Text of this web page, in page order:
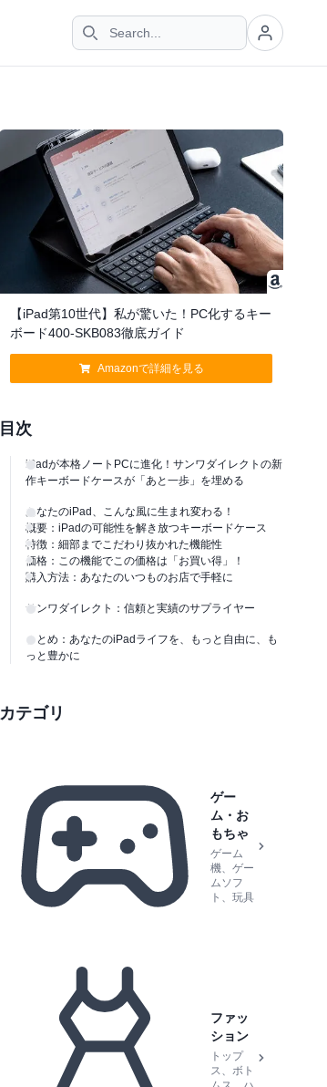
【iPad第10世代】私が驚いた！PC化するキー
ボード400-SKB083徹底ガイド
Amazonで詳細を見る
目次
iPadが本格ノートPCに進化！サンワダイレクトの新
作キーボードケースが「あと一歩」を埋める
あなたのiPad、こんな風に生まれ変わる！
概要：iPadの可能性を解き放つキーボードケース
特徴：細部までこだわり抜かれた機能性
価格：この機能でこの価格は「お買い得」！
購入方法：あなたのいつものお店で手軽に
サンワダイレクト：信頼と実績のサプライヤー
まとめ：あなたのiPadライフを、もっと自由に、も
っと豊かに
カテゴリ
ゲー
ム・お
もちゃ
ゲーム
機、ゲー
ムソフ
ト、玩具
ファッ
ション
トップ
ス、ボト